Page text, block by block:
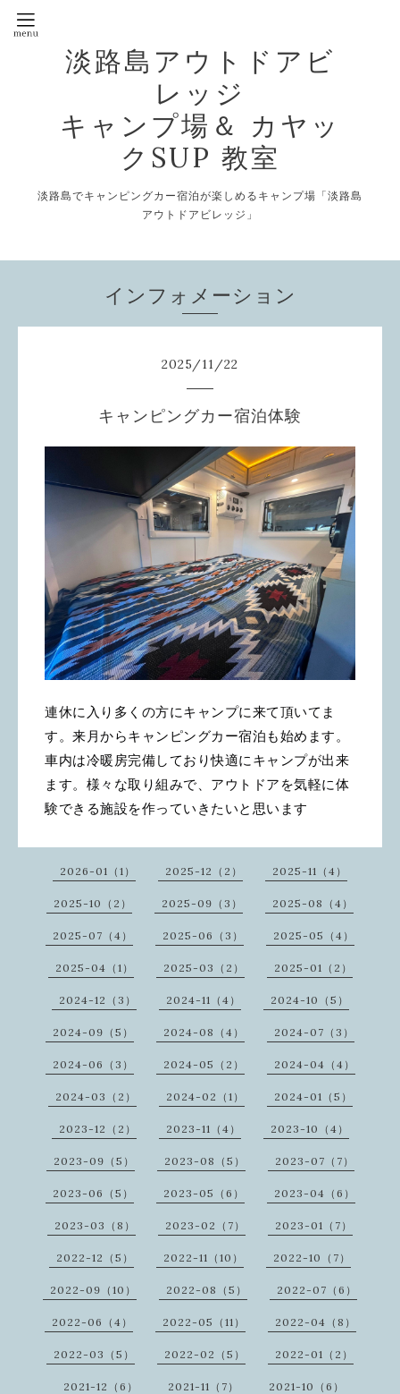
淡路島アウトドアビ
レッジ
キャンプ場＆ カヤッ
クSUP 教室
淡路島でキャンピングカー宿泊が楽しめるキャンプ場「淡路島
アウトドアビレッジ」
インフォメーション
2025/11/22
キャンピングカー宿泊体験
連休に入り多くの方にキャンプに来て頂いてま
す。来月からキャンピングカー宿泊も始めます。
車内は冷暖房完備しており快適にキャンプが出来
ます。様々な取り組みで、アウトドアを気軽に体
験できる施設を作っていきたいと思います
2026-01（1） 2025-12（2） 2025-11（4）
2025-10（2） 2025-09（3） 2025-08（4）
2025-07（4） 2025-06（3） 2025-05（4）
2025-04（1） 2025-03（2） 2025-01（2）
2024-12（3） 2024-11（4） 2024-10（5）
2024-09（5） 2024-08（4） 2024-07（3）
2024-06（3） 2024-05（2） 2024-04（4）
2024-03（2） 2024-02（1） 2024-01（5）
2023-12（2） 2023-11（4） 2023-10（4）
2023-09（5） 2023-08（5） 2023-07（7）
2023-06（5） 2023-05（6） 2023-04（6）
2023-03（8） 2023-02（7） 2023-01（7）
2022-12（5） 2022-11（10） 2022-10（7）
2022-09（10） 2022-08（5） 2022-07（6）
2022-06（4） 2022-05（11） 2022-04（8）
2022-03（5） 2022-02（5） 2022-01（2）
2021-12（6） 2021-11（7） 2021-10（6）